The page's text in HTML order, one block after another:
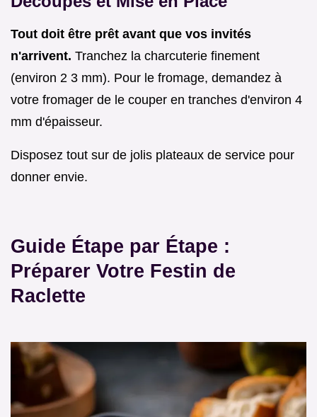
Tout doit être prêt avant que vos invités
n'arrivent. Tranchez la charcuterie finement
(environ 2 3 mm). Pour le fromage, demandez à
votre fromager de le couper en tranches d'environ 4
mm d'épaisseur.
Disposez tout sur de jolis plateaux de service pour
donner envie.
Guide Étape par Étape :
Préparer Votre Festin de
Raclette